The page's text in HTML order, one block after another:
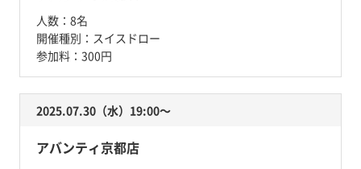
人数： 8名
開催種別： スイスドロー
参加料： 300円
2025.07.30（水）19:00〜
アバンティ京都店